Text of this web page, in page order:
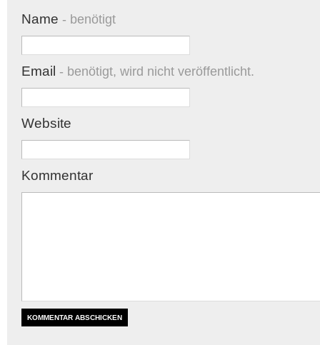
Name - benötigt
Email - benötigt, wird nicht veröffentlicht.
Website
Kommentar